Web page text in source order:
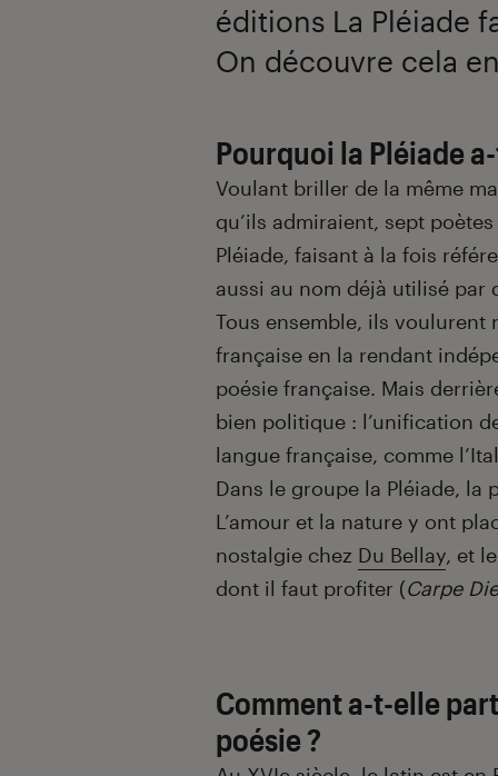
éditions La Pléiade
On découvre cela
Pourquoi la Pléiade
Voulant briller de la même
qu’ils admiraient, sept
Pléiade, faisant à la fois
aussi au nom déjà utilisé par
Tous ensemble, ils
française en la rendant
poésie française. Mais
bien politique : l’unification
langue française, comme
Dans le groupe la Pléiade,
L’amour et la nature y ont
nostalgie chez Du Bellay, et
dont il faut profiter (Carpe
Comment a-t-elle
poésie ?